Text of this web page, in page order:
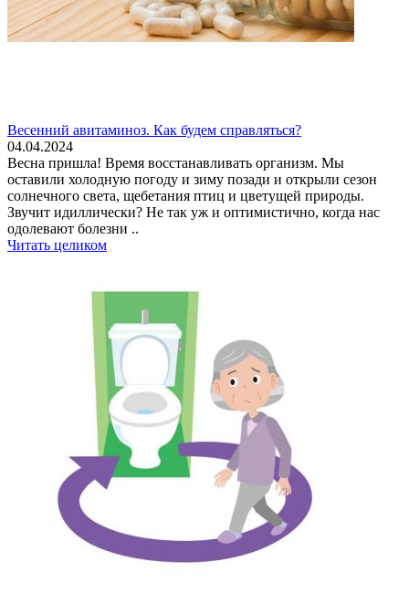
Весенний авитаминоз. Как будем справляться?
04.04.2024
Весна пришла! Время восстанавливать организм. Мы
оставили холодную погоду и зиму позади и открыли сезон
солнечного света, щебетания птиц и цветущей природы.
Звучит идиллически? Не так уж и оптимистично, когда нас
одолевают болезни ..
Читать целиком